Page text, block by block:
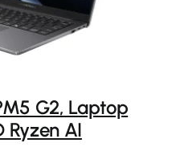
G2, Laptop
Ryzen AI